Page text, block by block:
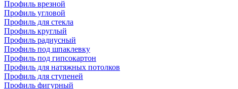
Профиль врезной
Профиль угловой
Профиль для стекла
Профиль круглый
Профиль радиусный
Профиль под шпаклевку
Профиль под гипсокартон
Профиль для натяжных потолков
Профиль для ступеней
Профиль фигурный